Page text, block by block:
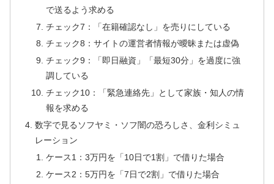
で送るよう求める
チェック7：「在籍確認なし」を売りにしている
チェック8：サイトの運営者情報が曖昧または虚偽
チェック9：「即日融資」「最短30分」を過度に強
調している
チェック10：「緊急連絡先」として家族・知人の情
報を求める
数字で見るソフヤミ・ソフ闇の恐ろしさ、金利シミュ
レーション
ケース1：3万円を「10日で1割」で借りた場合
ケース2：5万円を「7日で2割」で借りた場合